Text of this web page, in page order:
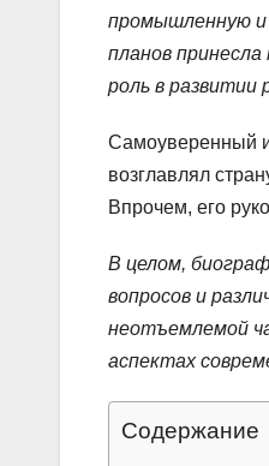
промышленную и
планов
роль в развитии
Самоуверенный
возглавлял
Впрочем, его
В целом,
вопросов и
неотъемлемой
аспектах
Содержание